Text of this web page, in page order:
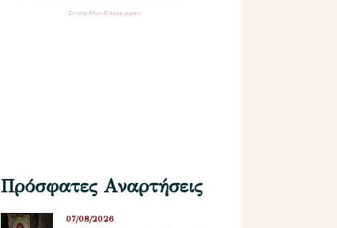
Σύναξη Νέων Παλαιοχωρίου
Πρόσφατες Αναρτήσεις
07/08/2026